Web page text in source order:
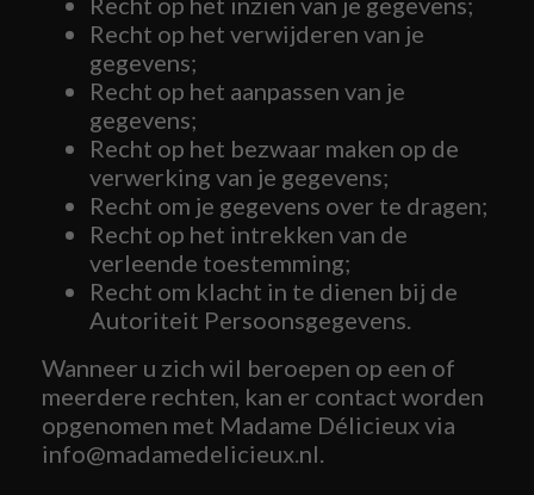
Recht op het verwijderen van je
gegevens;
Recht op het aanpassen van je
gegevens;
Recht op het bezwaar maken op de
verwerking van je gegevens;
Recht om je gegevens over te dragen;
Recht op het intrekken van de
verleende toestemming;
Recht om klacht in te dienen bij de
Autoriteit Persoonsgegevens.
Wanneer u zich wil beroepen op een of
meerdere rechten, kan er contact worden
opgenomen met Madame Délicieux via
info@madamedelicieux.nl.